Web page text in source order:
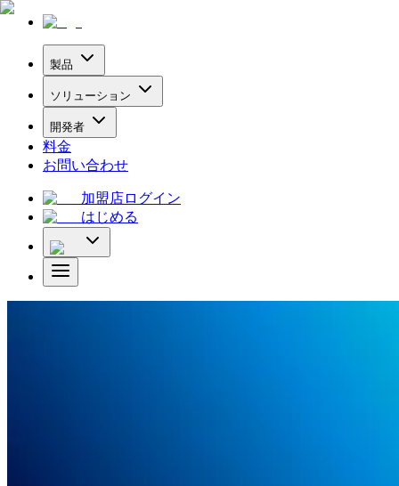
製品
ソリューション
開発者
料金
お問い合わせ
加盟店ログイン
はじめる